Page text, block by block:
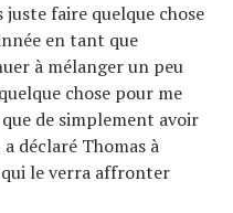
faire quelque chose
en tant que
à mélanger un peu
chose pour me
de simplement avoir
déclaré Thomas à
le verra affronter